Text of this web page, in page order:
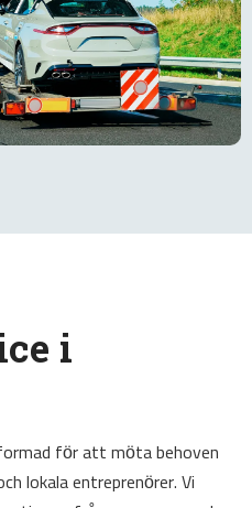
i
för att möta behoven
lokala entreprenörer. Vi